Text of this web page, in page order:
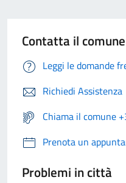
Contatta il comune
Leggi le domande
Richiedi Assistenza
Chiama il comune
Prenota un
Problemi in città